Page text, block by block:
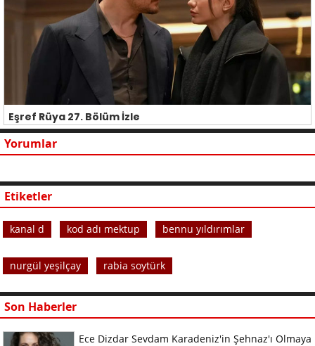
Eşref Rüya 27. Bölüm İzle
Yorumlar
Etiketler
kanal d kod adı mektup bennu yıldırımlar
nurgül yeşilçay rabia soytürk
Son Haberler
Ece Dizdar Sevdam Karadeniz'in Şehnaz'ı Olmaya